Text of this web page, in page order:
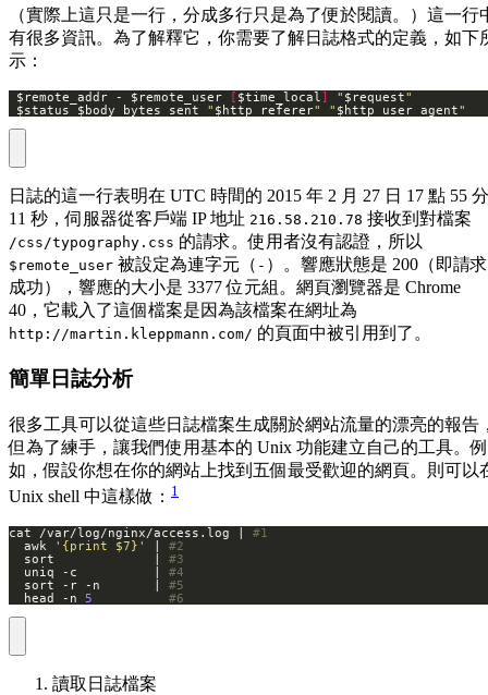
（實際上這只是一行，分成多行只是為了便於閱讀。）這一行
有很多資訊。為了解釋它，你需要了解日誌格式的定義，如下
示：
$remote_addr - $remote_user [ $time_local ] " $request"
$status $body_bytes_sent " $http_referer" " $http_user_agent"
日誌的這一行表明在 UTC 時間的 2015 年 2 月 27 日 17 點 55 分
11 秒，伺服器從客戶端 IP 地址 216.58.210.78 接收到對檔案
/css/typography.css 的請求。使用者沒有認證，所以
$remote_user 被設定為連字元（ - ）。響應狀態是 200（即請求
成功），響應的大小是 3377 位元組。網頁瀏覽器是 Chrome
40，它載入了這個檔案是因為該檔案在網址為
http://martin.kleppmann.com/ 的頁面中被引用到了。
簡單日誌分析
很多工具可以從這些日誌檔案生成關於網站流量的漂亮的報告
但為了練手，讓我們使用基本的 Unix 功能建立自己的工具。例
如，假設你想在你的網站上找到五個最受歡迎的網頁。則可以
Unix shell 中這樣做： 1
cat /var/log/nginx/access.log | #1
  awk
'{print $7}'
#2
  sort             |
#3
  uniq -c          |
#4
  sort -r -n       |
#5
  head -n
5 #6
讀取日誌檔案